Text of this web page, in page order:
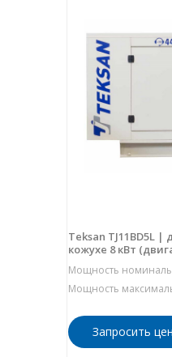
Teksan TJ11BD5L
кожухе 8 кВт
Мощность
Мощность
Запросить